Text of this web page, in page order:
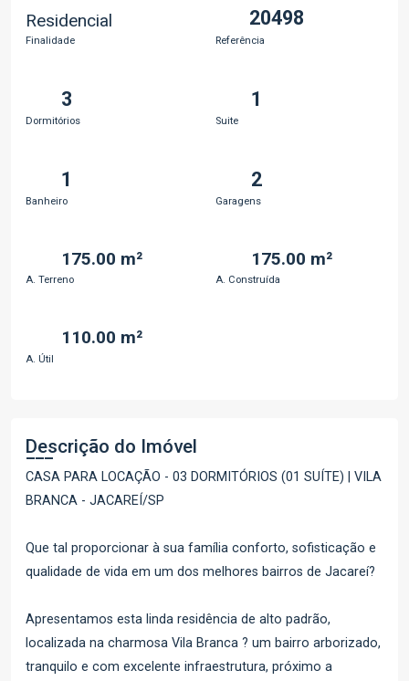
Residencial
Finalidade
20498
Referência
3
Dormitórios
1
Suite
1
Banheiro
2
Garagens
175.00 m²
A. Terreno
175.00 m²
A. Construída
110.00 m²
A. Útil
Descrição do Imóvel
CASA PARA LOCAÇÃO - 03 DORMITÓRIOS (01 SUÍTE) | VILA
BRANCA - JACAREÍ/SP
Que tal proporcionar à sua família conforto, sofisticação e
qualidade de vida em um dos melhores bairros de Jacareí?
Apresentamos esta linda residência de alto padrão,
localizada na charmosa Vila Branca ? um bairro arborizado,
tranquilo e com excelente infraestrutura, próximo a